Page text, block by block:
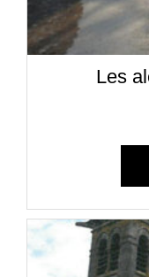
Les